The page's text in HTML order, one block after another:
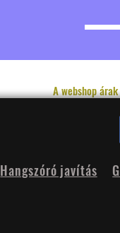
A webshop
Hangszóró javítás